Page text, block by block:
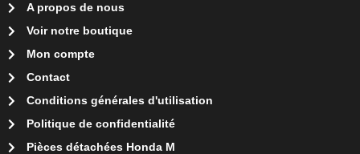
A propos de nous
Voir notre boutique
Mon compte
Contact
Conditions générales d'utilisation
Politique de confidentialité
Pièces détachées Honda M